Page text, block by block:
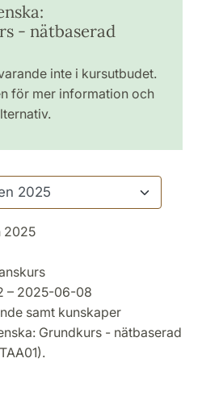
- nätbaserad
inte i kursutbudet.
för mer information och
2025
– 2025-06-08
samt kunskaper
Grundkurs - nätbaserad